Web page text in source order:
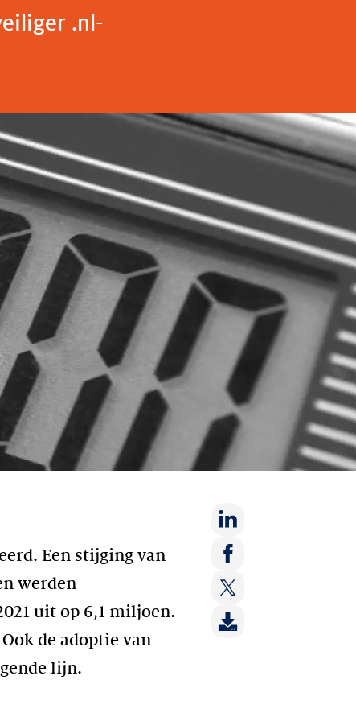
.nl-
Een stijging van
werden
uit op 6,1 miljoen.
de adoptie van
Deel
op:
LinkedIn
Deel
op:
Facebook
Deel
op: